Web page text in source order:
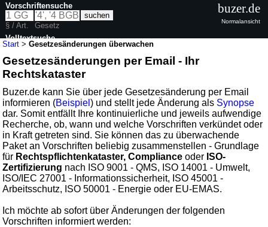
Start >Gesetzesänderungen überwachen
Gesetzesänderungen per Email - Ihr
Rechtskataster
Buzer.de kann Sie über jede Gesetzesänderung per Email
informieren (Beispiel) und stellt jede Änderung als Synopse
dar. Somit entfällt Ihre kontinuierliche und jeweils aufwendige
Recherche, ob, wann und welche Vorschriften verkündet oder
in Kraft getreten sind. Sie können das zu überwachende
Paket an Vorschriften beliebig zusammenstellen - Grundlage
für Rechtspflichtenkataster, Compliance oder ISO-
Zertifizierung nach ISO 9001 - QMS, ISO 14001 - Umwelt,
ISO/IEC 27001 - Informationssicherheit, ISO 45001 -
Arbeitsschutz, ISO 50001 - Energie oder EU-EMAS.
Ich möchte ab sofort über Änderungen der folgenden
Vorschriften informiert werden:
Vorschriftensuche
§ / Art.
Gesetz
Volltextsuche
buzer.de
Normalansicht